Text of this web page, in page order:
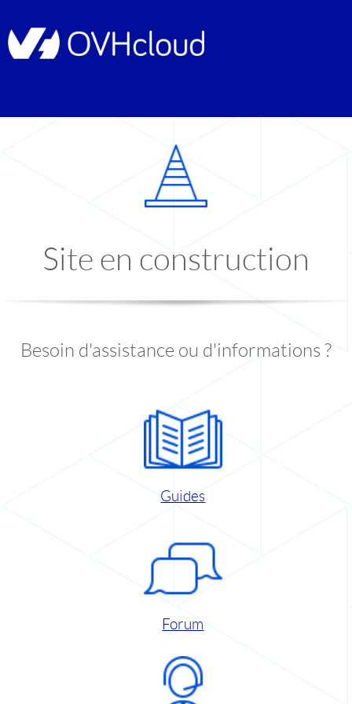
Site en construction
Besoin d'assistance ou d'informations ?
Guides
Forum